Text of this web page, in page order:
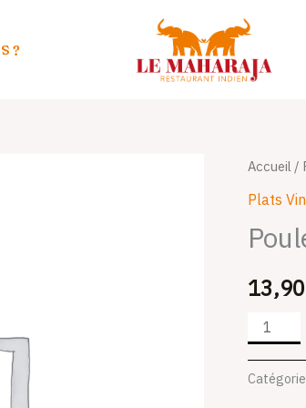
?
Accueil /
Plats
13,90
quantité
de
-